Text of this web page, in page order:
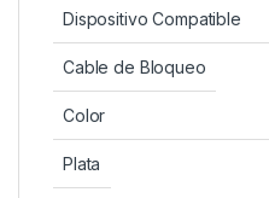
Dispositivo Compatible
Cable de Bloqueo
Color
Plata